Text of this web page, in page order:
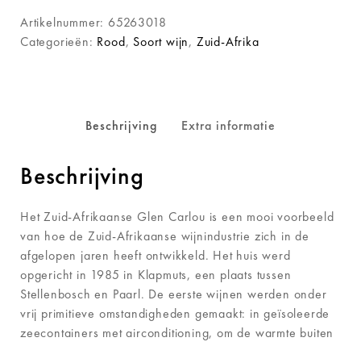
Artikelnummer: 65263018
Categorieën: Rood, Soort wijn, Zuid-Afrika
Beschrijving Extra informatie
Beschrijving
Het Zuid-Afrikaanse Glen Carlou is een mooi voorbeeld
van hoe de Zuid-Afrikaanse wijnindustrie zich in de
afgelopen jaren heeft ontwikkeld. Het huis werd
opgericht in 1985 in Klapmuts, een plaats tussen
Stellenbosch en Paarl. De eerste wijnen werden onder
vrij primitieve omstandigheden gemaakt: in geïsoleerde
zeecontainers met airconditioning, om de warmte buiten